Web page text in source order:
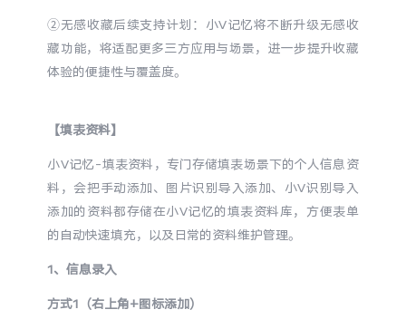
②无感收藏后续支持计划：小V记忆将不断升级无感收
藏功能，将适配更多三方应用与场景，进一步提升收藏
体验的便捷性与覆盖度。
【填表资料】
小V记忆-填表资料，专门存储填表场景下的个人信息资
料，会把手动添加、图片识别导入添加、小V识别导入
添加的资料都存储在小V记忆的填表资料库，方便表单
的自动快速填充，以及日常的资料维护管理。
1、信息录入
方式1（右上角+图标添加）